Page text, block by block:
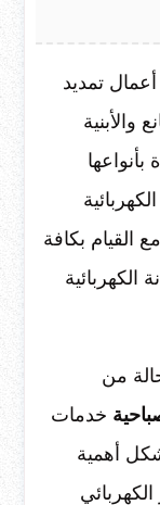
تمديد
والأبنية
القيام بكافة
الكهربائية
من
خدمات
أهمية